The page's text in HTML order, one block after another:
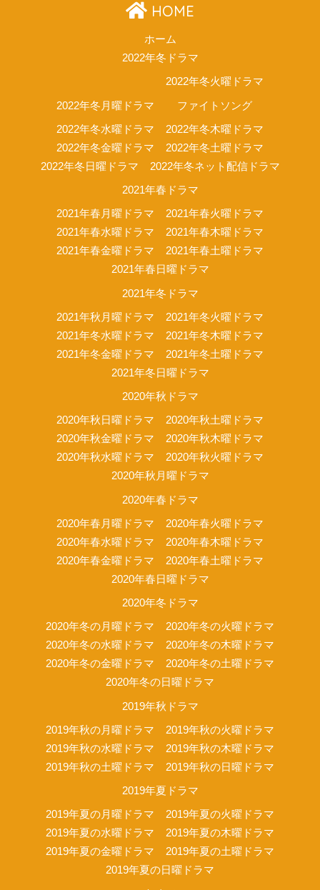
HOME
ホーム
2022年冬ドラマ
2022年冬月曜ドラマ
2022年冬火曜ドラマ
ファイトソング
2022年冬水曜ドラマ
2022年冬木曜ドラマ
2022年冬金曜ドラマ
2022年冬土曜ドラマ
2022年冬日曜ドラマ
2022年冬ネット配信ドラマ
2021年春ドラマ
2021年春月曜ドラマ
2021年春火曜ドラマ
2021年春水曜ドラマ
2021年春木曜ドラマ
2021年春金曜ドラマ
2021年春土曜ドラマ
2021年春日曜ドラマ
2021年冬ドラマ
2021年秋月曜ドラマ
2021年冬火曜ドラマ
2021年冬水曜ドラマ
2021年冬木曜ドラマ
2021年冬金曜ドラマ
2021年冬土曜ドラマ
2021年冬日曜ドラマ
2020年秋ドラマ
2020年秋日曜ドラマ
2020年秋土曜ドラマ
2020年秋金曜ドラマ
2020年秋木曜ドラマ
2020年秋水曜ドラマ
2020年秋火曜ドラマ
2020年秋月曜ドラマ
2020年春ドラマ
2020年春月曜ドラマ
2020年春火曜ドラマ
2020年春水曜ドラマ
2020年春木曜ドラマ
2020年春金曜ドラマ
2020年春土曜ドラマ
2020年春日曜ドラマ
2020年冬ドラマ
2020年冬の月曜ドラマ
2020年冬の火曜ドラマ
2020年冬の水曜ドラマ
2020年冬の木曜ドラマ
2020年冬の金曜ドラマ
2020年冬の土曜ドラマ
2020年冬の日曜ドラマ
2019年秋ドラマ
2019年秋の月曜ドラマ
2019年秋の火曜ドラマ
2019年秋の水曜ドラマ
2019年秋の木曜ドラマ
2019年秋の土曜ドラマ
2019年秋の日曜ドラマ
2019年夏ドラマ
2019年夏の月曜ドラマ
2019年夏の火曜ドラマ
2019年夏の水曜ドラマ
2019年夏の木曜ドラマ
2019年夏の金曜ドラマ
2019年夏の土曜ドラマ
2019年夏の日曜ドラマ